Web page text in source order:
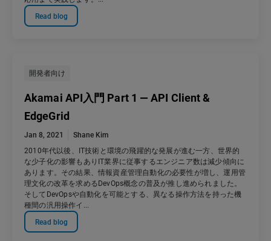
Read blog
開発者向け
Akamai API入門 Part 1 — API Client &
EdgeGrid
Jan 8, 2021
Shane Kim
2010年代以後、IT技術と環境の飛躍的な発展が進む一方、世界的
な少子化の影響もありIT業界に従事するエンジニア数は減少傾向に
あります。その結果、情報資産管理自動化の必要性が増し、運用管
理文化の改革を求めるDevOps概念の普及が推し進められました。
そしてDevOpsや自動化を可能とする、異なる操作方法を持った機
種間の汎用操作イ...
Read blog